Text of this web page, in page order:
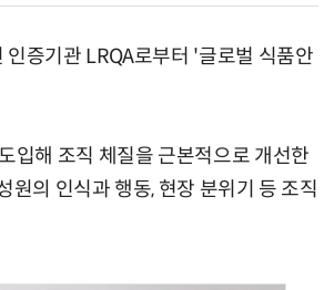
증기관 LRQA로부터 '글로벌 식품안
입해 조직 체질을 근본적으로 개선한
의 인식과 행동, 현장 분위기 등 조직
최대'…쿠팡이츠도 신기록”
10 롯데百, 잠실서 첫 '서머마켓' 개최…